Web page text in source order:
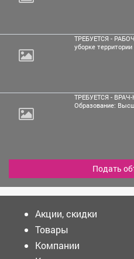
ТРЕБУЕТСЯ -
уборке территории
ТРЕБУЕТСЯ - ВРАЧ-
Образование:
Подать
Акции, скидки
Товары
Компании